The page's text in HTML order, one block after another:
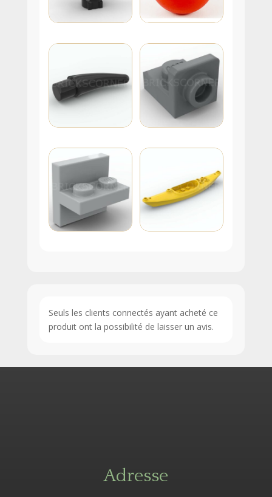
Seuls les clients connectés ayant acheté ce
produit ont la possibilité de laisser un avis.
Adresse